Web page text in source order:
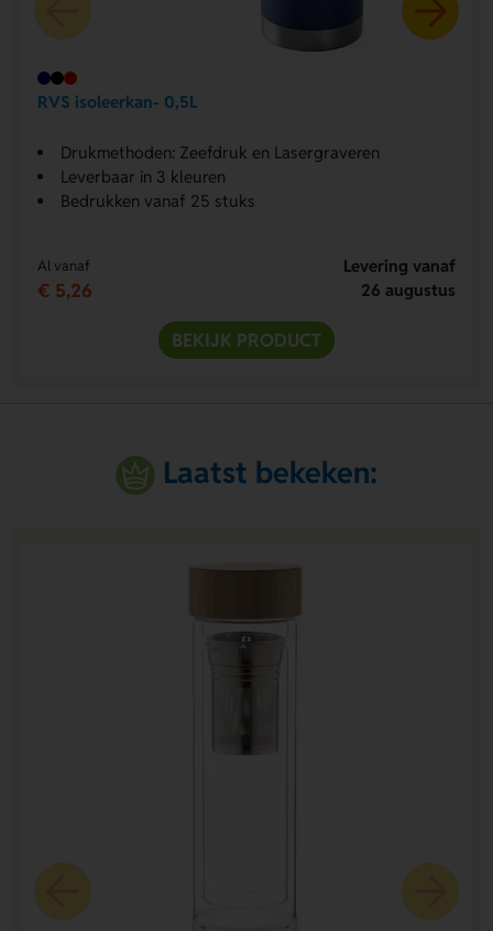
RVS isoleerkan- 0,5L
Drukmethoden: Zeefdruk en Lasergraveren
Leverbaar in 3 kleuren
Bedrukken vanaf 25 stuks
Al vanaf
€ 5,26
Levering vanaf
26 augustus
BEKIJK PRODUCT
Laatst bekeken: